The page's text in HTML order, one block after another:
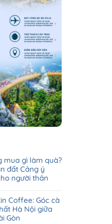
mua gì làm quà?
đất Cảng ý
người thân
Coffee: Góc cà
Hà Nội giữa
Gòn